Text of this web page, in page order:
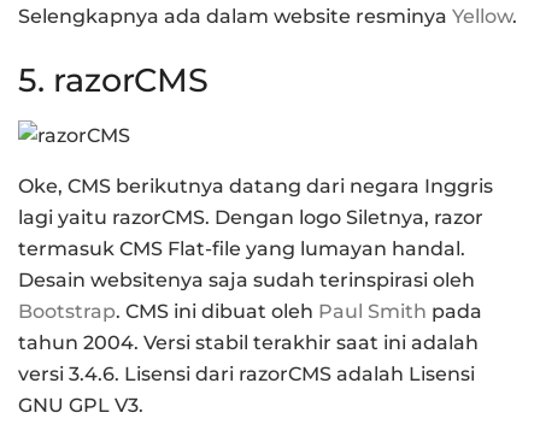
Selengkapnya ada dalam website resminya Yellow.
5. razorCMS
Oke, CMS berikutnya datang dari negara Inggris
lagi yaitu razorCMS. Dengan logo Siletnya, razor
termasuk CMS Flat-file yang lumayan handal.
Desain websitenya saja sudah terinspirasi oleh
Bootstrap. CMS ini dibuat oleh Paul Smith pada
tahun 2004. Versi stabil terakhir saat ini adalah
versi 3.4.6. Lisensi dari razorCMS adalah Lisensi
GNU GPL V3.